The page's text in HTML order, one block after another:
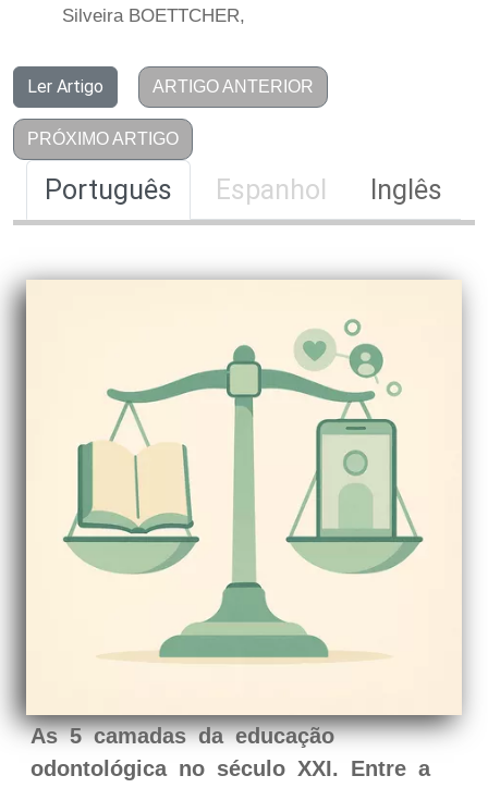
Silveira BOETTCHER,
Ler Artigo ARTIGO ANTERIOR
PRÓXIMO ARTIGO
Português Espanhol Inglês
As 5 camadas da educação
odontológica no século XXI. Entre a